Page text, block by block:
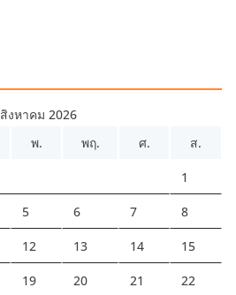
สิงหาคม 2026
พ. พฤ. ศ. ส.
1
5 6 7 8
12 13 14 15
19 20 21 22